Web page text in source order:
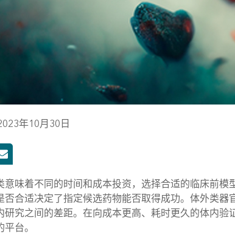
年10月30日
意味着不同的时间和成本投资，选择合适的临床前
否合适决定了指定候选药物能否取得成功。体外类
研究之间的差距。在向成本更高、耗时更久的体内
台。